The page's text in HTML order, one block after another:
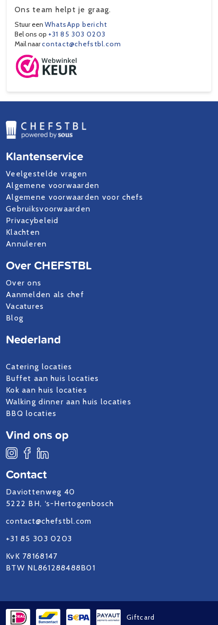
Ons team helpt je graag.
Stuur een WhatsApp bericht
Bel ons op +31 85 303 0203
Mail naarcontact@chefstbl.com
Klantenservice
Veelgestelde vragen
Algemene voorwaarden
Algemene voorwaarden voor chefs
Gebruiksvoorwaarden
Privacybeleid
Klachten
Annuleren
Over CHEFSTBL
Over ons
Aanmelden als chef
Vacatures
Blog
Contact
Daviottenweg 40
5222 BH, ‘s-Hertogenbosch
contact@chefstbl.com
+31 85 303 0203
KvK 78168147
BTW NL861288488B01
Nederland
Catering locaties
Buffet aan huis locaties
Kok aan huis locaties
Walking dinner aan huis locaties
BBQ locaties
Vind ons op
Giftcard